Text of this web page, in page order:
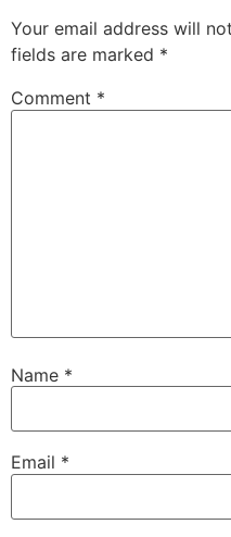
Your email address will
fields are marked *
Comment *
Name *
Email *